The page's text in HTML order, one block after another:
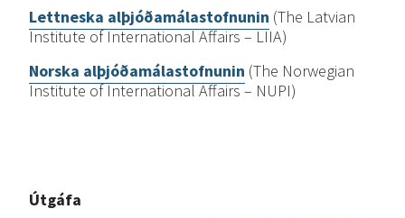
Lettneska alþjóðamálastofnunin (The Latvian
Institute of International Affairs – LIIA)
Norska alþjóðamálastofnunin (The Norwegian
Institute of International Affairs – NUPI)
Útgáfa